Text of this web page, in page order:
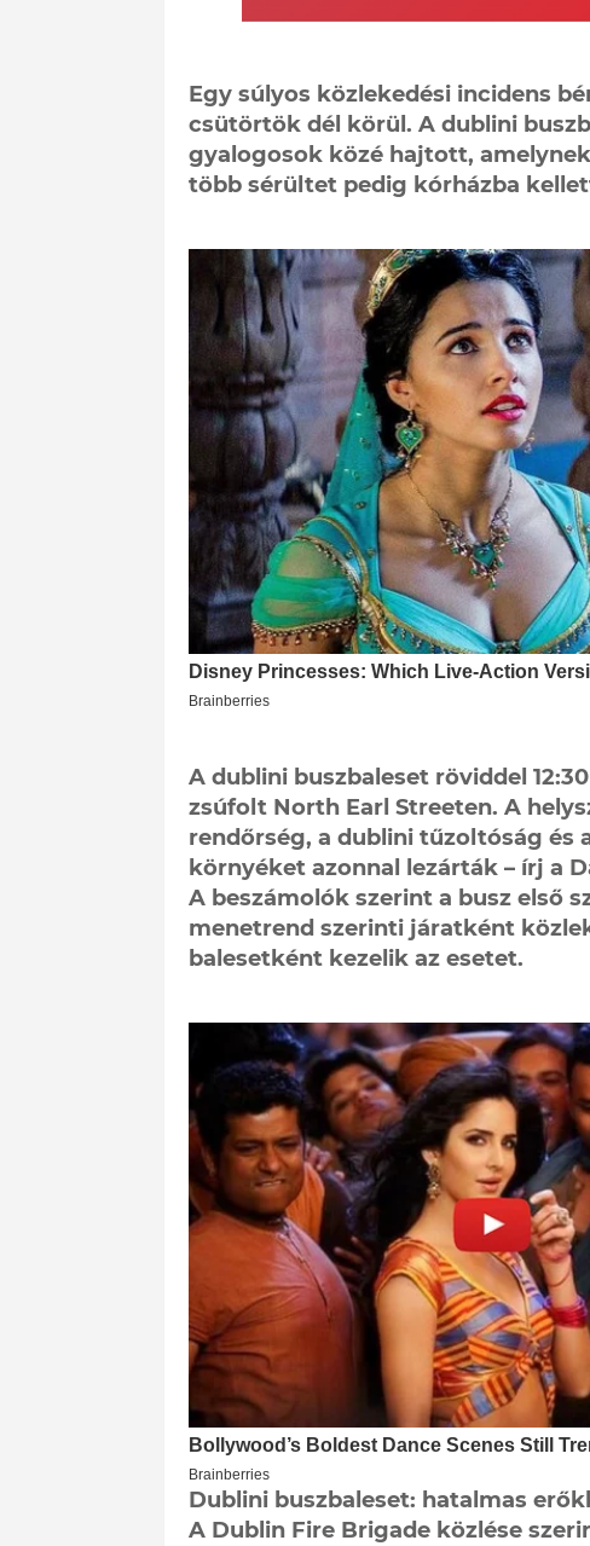
Egy súlyos közlekedési incidens
csütörtök dél körül. A dublini
gyalogosok közé hajtott,
több sérültet pedig kórházba
A dublini buszbaleset röviddel
zsúfolt North Earl Streeten. A
rendőrség, a dublini tűzoltóság és
környéket azonnal lezárták – írj a
A beszámolók szerint a busz első
menetrend szerinti járatként
balesetként kezelik az esetet.
Dublini buszbaleset: hatalmas
A Dublin Fire Brigade közlése